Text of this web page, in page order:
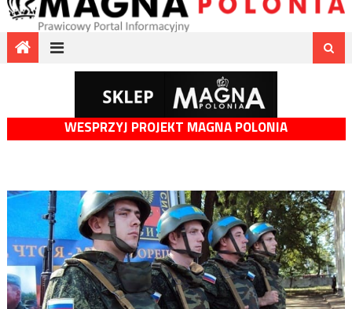
WESPRZYJ PROJEKT MAGNA POLONIA